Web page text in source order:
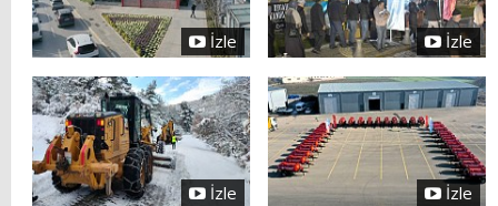
İzle İzle
İzle İzle